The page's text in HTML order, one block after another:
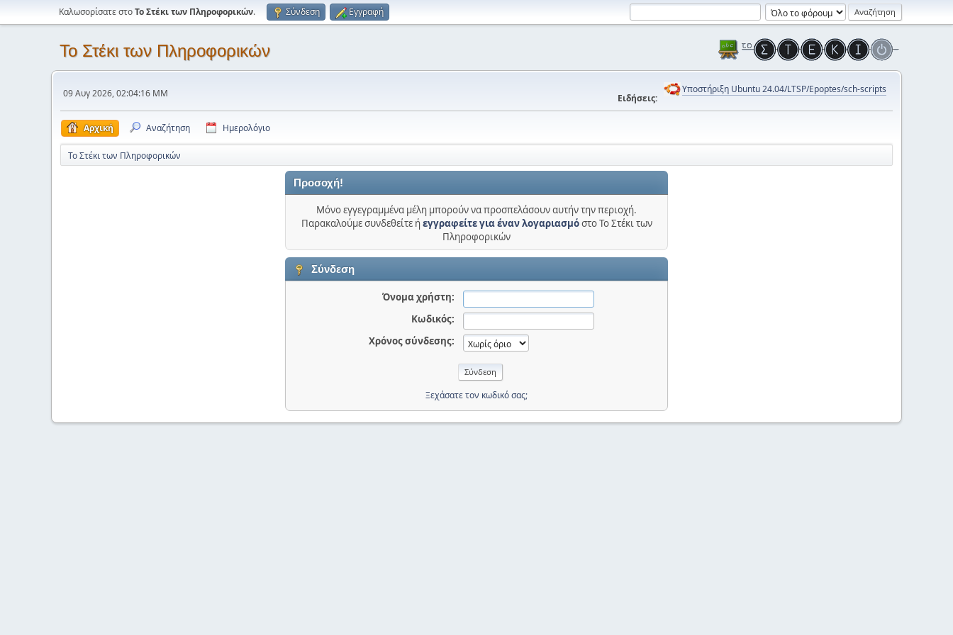
Καλωσορίσατε στοΤο Στέκι των Πληροφορικών. Σύνδεση Εγγραφή
Το Στέκι των Πληροφορικών
09 Αυγ 2026, 02:04:16 ΜΜ Ειδήσεις:
Υποστήριξη Ubuntu 24.04/LTSP/Epoptes/sch-scripts
Αρχική Αναζήτηση Ημερολόγιο
Το Στέκι των Πληροφορικών
Προσοχή!
Μόνο εγγεγραμμένα μέλη μπορούν να προσπελάσουν αυτήν την περιοχή.
Παρακαλούμε συνδεθείτε ήεγγραφείτε για έναν λογαριασμόστο Το Στέκι των
Πληροφορικών
Σύνδεση
Όνομα χρήστη:
Κωδικός:
Χρόνος σύνδεσης:
Ξεχάσατε τον κωδικό σας;